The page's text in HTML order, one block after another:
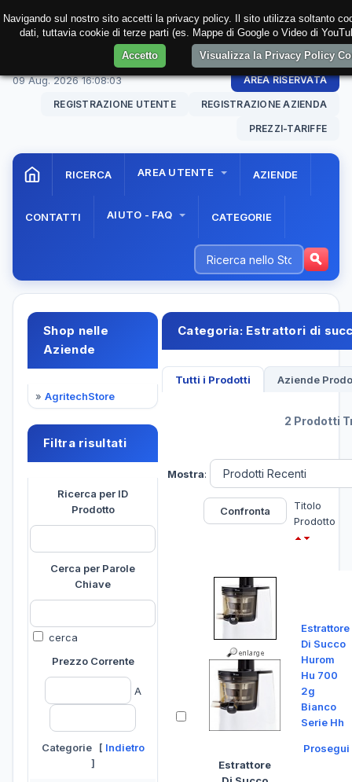
09 Aug. 202616:08:04 AREA RISERVATA
REGISTRAZIONE UTENTE REGISTRAZIONE AZIENDA
PREZZI-TARIFFE
RICERCA AREA UTENTE AZIENDE
CONTATTI AIUTO - FAQ CATEGORIE
Shop nelle
Aziende
» AgritechStore
Filtra risultati
Ricerca per ID
Prodotto
Cerca per Parole
Chiave
cerca
Prezzo Corrente
A
Categorie [ Indietro
]
Categoria: Estrattori di
Tutti i Prodotti Aziende
2 Prodotti
Mostra:
Titolo
Prodotto
Estrattore
Estrattore
Di Succo
Hurom
Hu 700
2g
Bianco
Serie Hh
Prosegui
Navigando sul nostro sito accetti la privacy policy. Il sito utilizza soltanto
dati, tuttavia cookie di terze parti (es. Mappe di Google o Video di
Accetto
Visualizza la Privacy Policy